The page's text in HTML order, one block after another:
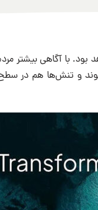
سال تغییر جهت خواهد بود. با
و تنش‌ها هم در